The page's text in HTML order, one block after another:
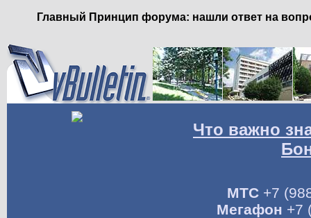
Главный Принцип форума: нашли ответ на
Что важно
МТС+7
Мегафон +7